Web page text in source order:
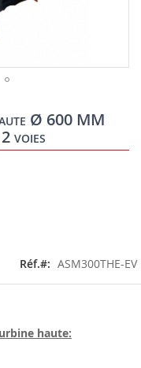
Ø 600 MM
voies
Réf. ASM300THE-EV
haute: